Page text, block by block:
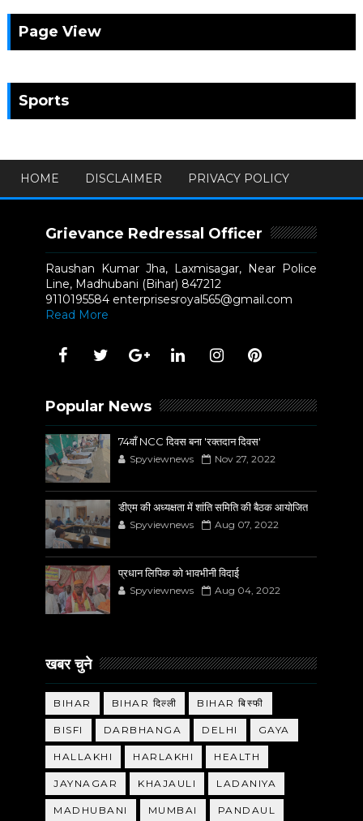
Page View
Sports
HOME DISCLAIMER PRIVACY POLICY
Grievance Redressal Officer
Raushan Kumar Jha, Laxmisagar, Near Police
Line, Madhubani (Bihar) 847212
9110195584 enterprisesroyal565@gmail.com
Read More
Popular News
74वाँ NCC दिवस बना 'रक्तदान दिवस'
Spyviewnews Nov 27, 2022
डीएम की अध्यक्षता में शांति समिति की बैठक आयोजित
Spyviewnews Aug 07, 2022
प्रधान लिपिक को भावभीनी विदाई
Spyviewnews Aug 04, 2022
खबर चुने
BIHAR BIHAR दिल्ली BIHAR बिस्फी
BISFI DARBHANGA DELHI GAYA
HALLAKHI HARLAKHI HEALTH
JAYNAGAR KHAJAULI LADANIYA
MADHUBANI MUMBAI PANDAUL